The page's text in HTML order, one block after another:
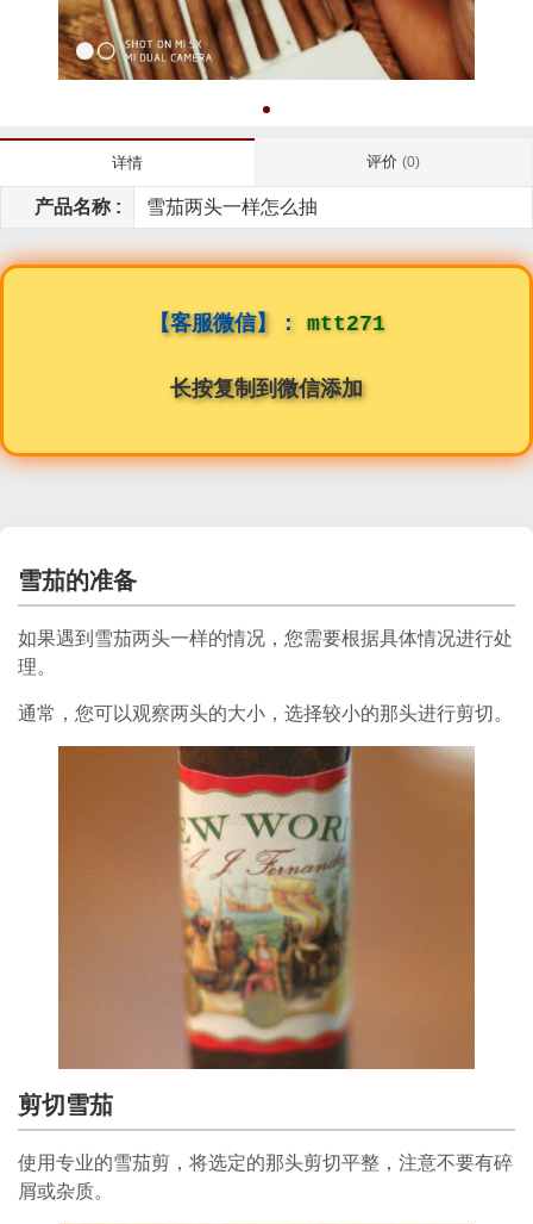
详情 评价(0)
产品名称 : 雪茄两头一样怎么抽
【客服微信】： mtt271
长按复制到微信添加
雪茄的准备
如果遇到雪茄两头一样的情况，您需要根据具体情况进行处
理。
通常，您可以观察两头的大小，选择较小的那头进行剪切。
剪切雪茄
使用专业的雪茄剪，将选定的那头剪切平整，注意不要有碎
屑或杂质。